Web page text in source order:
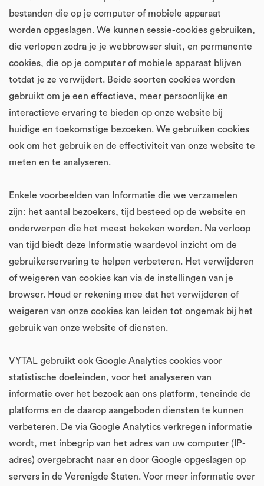
bestanden die op je computer of mobiele apparaat
worden opgeslagen. We kunnen sessie-cookies gebruiken,
die verlopen zodra je je webbrowser sluit, en permanente
cookies, die op je computer of mobiele apparaat blijven
totdat je ze verwijdert. Beide soorten cookies worden
gebruikt om je een effectieve, meer persoonlijke en
interactieve ervaring te bieden op onze website bij
huidige en toekomstige bezoeken. We gebruiken cookies
ook om het gebruik en de effectiviteit van onze website te
meten en te analyseren.
Enkele voorbeelden van Informatie die we verzamelen
zijn: het aantal bezoekers, tijd besteed op de website en
onderwerpen die het meest bekeken worden. Na verloop
van tijd biedt deze Informatie waardevol inzicht om de
gebruikerservaring te helpen verbeteren. Het verwijderen
of weigeren van cookies kan via de instellingen van je
browser. Houd er rekening mee dat het verwijderen of
weigeren van onze cookies kan leiden tot ongemak bij het
gebruik van onze website of diensten.
VYTAL gebruikt ook Google Analytics cookies voor
statistische doeleinden, voor het analyseren van
informatie over het bezoek aan ons platform, teneinde de
platforms en de daarop aangeboden diensten te kunnen
verbeteren. De via Google Analytics verkregen informatie
wordt, met inbegrip van het adres van uw computer (IP-
adres) overgebracht naar en door Google opgeslagen op
servers in de Verenigde Staten. Voor meer informatie over